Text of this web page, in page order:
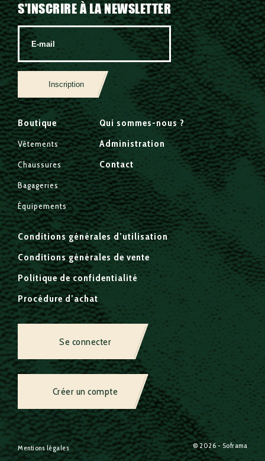
S'INSCRIRE À LA NEWSLETTER
Inscription
Boutique
Vêtements
Chaussures
Bagageries
Équipements
Qui sommes-nous ?
Administration
Contact
Conditions générales d’utilisation
Conditions générales de vente
Politique de confidentialité
Procédure d’achat
Se connecter
Créer un compte
Mentions légales © 2026 - Soframa